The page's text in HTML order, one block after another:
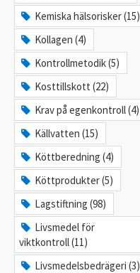
Kemiska hälsorisker (15)
Kollagen (4)
Kontrollmetodik (5)
Kosttillskott (22)
Krav på egenkontroll (4)
Källvatten (15)
Köttberedning (4)
Köttprodukter (5)
Lagstiftning (98)
Livsmedel för
viktkontroll (11)
Livsmedelsbedrägeri (3)